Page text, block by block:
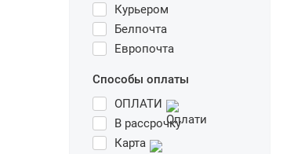
Курьером
Белпочта
Европочта
Способы оплаты
ОПЛАТИ
В рассрочку
Карта